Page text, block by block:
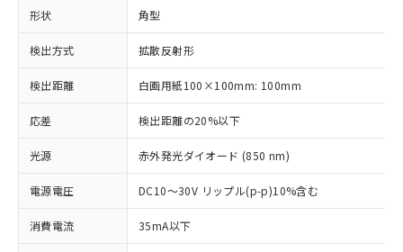
形状 角型
検出方式 拡散反射形
検出距離 白画用紙100×100mm: 100mm
応差 検出距離の20%以下
光源 赤外発光ダイオード (850 nm)
電源電圧 DC10～30V リップル(p-p)10%含む
消費電流 35mA以下